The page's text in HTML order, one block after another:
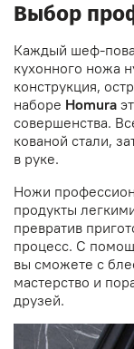
Выбор
Каждый шеф-
кухонного ножа
конструкция,
наборе Homura
совершенства.
кованой стали,
в руке.
Ножи
продукты
превратив
процесс. С
вы сможете с
мастерство и
друзей.